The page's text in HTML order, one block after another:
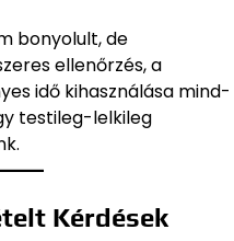
bonyolult, de
ellenőrzés, a
idő kihasználása mind-
testileg-lelkileg
Kérdések